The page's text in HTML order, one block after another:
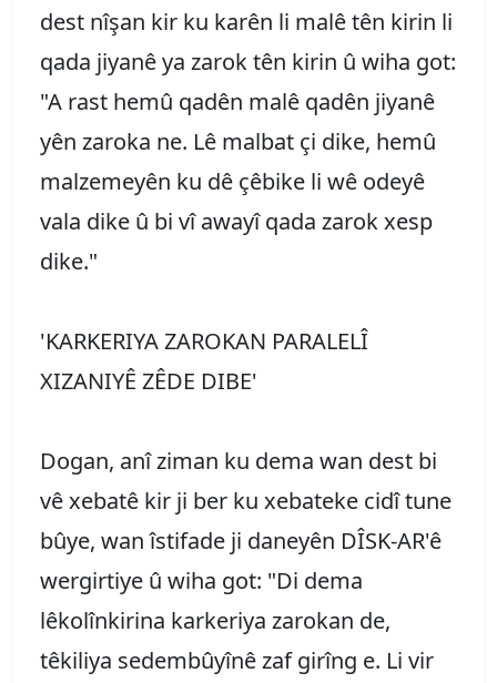
dest nîşan kir ku karên li malê tên kirin li
qada jiyanê ya zarok tên kirin û wiha got:
"A rast hemû qadên malê qadên jiyanê
yên zaroka ne. Lê malbat çi dike, hemû
malzemeyên ku dê çêbike li wê odeyê
vala dike û bi vî awayî qada zarok xesp
dike."
'KARKERIYA ZAROKAN PARALELÎ
XIZANIYÊ ZÊDE DIBE'
Dogan, anî ziman ku dema wan dest bi
vê xebatê kir ji ber ku xebateke cidî tune
bûye, wan îstifade ji daneyên DÎSK-AR'ê
wergirtiye û wiha got: "Di dema
lêkolînkirina karkeriya zarokan de,
têkiliya sedembûyînê zaf girîng e. Li vir